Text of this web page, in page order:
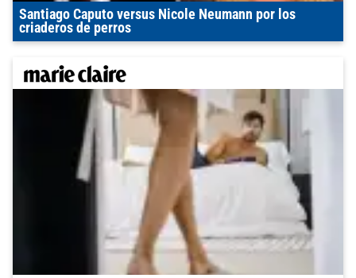
Santiago Caputo versus Nicole Neumann por los
criaderos de perros